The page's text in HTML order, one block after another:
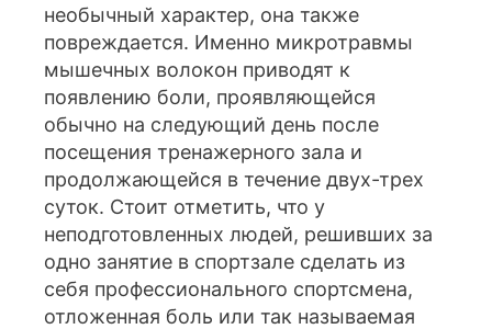
необычный характер, она также
повреждается. Именно микротравмы
мышечных волокон приводят к
появлению боли, проявляющейся
обычно на следующий день после
посещения тренажерного зала и
продолжающейся в течение двух-трех
суток. Стоит отметить, что у
неподготовленных людей, решивших за
одно занятие в спортзале сделать из
себя профессионального спортсмена,
отложенная боль или так называемая